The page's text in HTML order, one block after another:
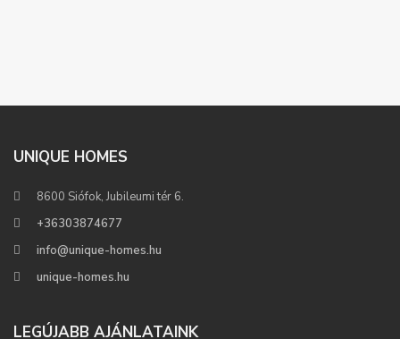
UNIQUE HOMES
8600 Siófok, Jubileumi tér 6.
+36303874677
info@unique-homes.hu
unique-homes.hu
LEGÚJABB AJÁNLATAINK